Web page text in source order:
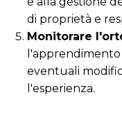
di proprietà e
Monitorare
eventuali
l'esperienza.